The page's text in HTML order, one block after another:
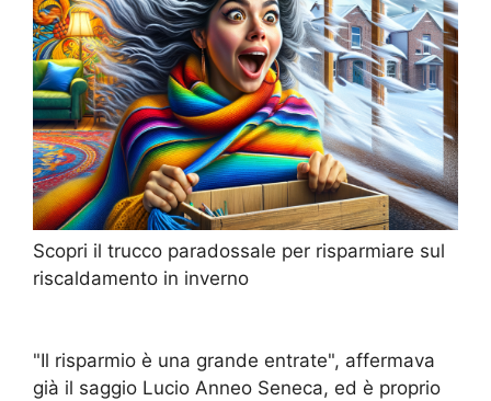
Scopri il trucco paradossale per risparmiare sul
riscaldamento in inverno
"Il risparmio è una grande entrate", affermava
già il saggio Lucio Anneo Seneca, ed è proprio